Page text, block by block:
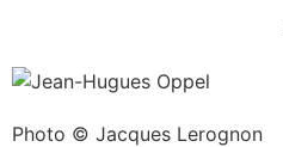
Photo © Jacques Lerognon